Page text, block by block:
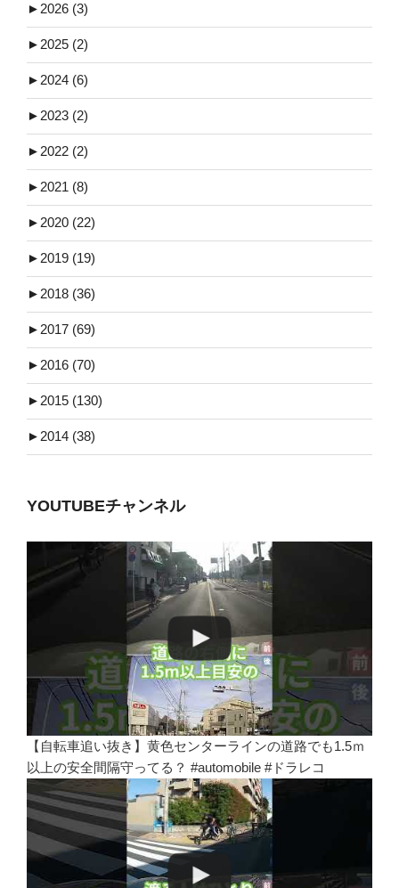
► 2026 (3)
► 2025 (2)
► 2024 (6)
► 2023 (2)
► 2022 (2)
► 2021 (8)
► 2020 (22)
► 2019 (19)
► 2018 (36)
► 2017 (69)
► 2016 (70)
► 2015 (130)
► 2014 (38)
YOUTUBEチャンネル
【自転車追い抜き】黄色センターラインの道路でも1.5ｍ
以上の安全間隔守ってる？ #automobile #ドラレコ